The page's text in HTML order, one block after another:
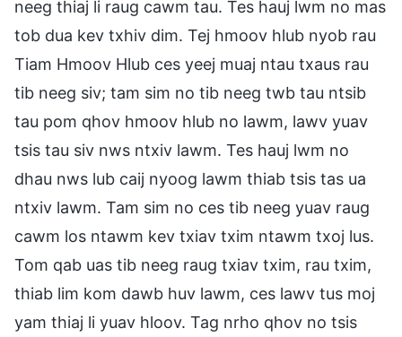
neeg thiaj li raug cawm tau. Tes hauj lwm no mas
tob dua kev txhiv dim. Tej hmoov hlub nyob rau
Tiam Hmoov Hlub ces yeej muaj ntau txaus rau
tib neeg siv; tam sim no tib neeg twb tau ntsib
tau pom qhov hmoov hlub no lawm, lawv yuav
tsis tau siv nws ntxiv lawm. Tes hauj lwm no
dhau nws lub caij nyoog lawm thiab tsis tas ua
ntxiv lawm. Tam sim no ces tib neeg yuav raug
cawm los ntawm kev txiav txim ntawm txoj lus.
Tom qab uas tib neeg raug txiav txim, rau txim,
thiab lim kom dawb huv lawm, ces lawv tus moj
yam thiaj li yuav hloov. Tag nrho qhov no tsis